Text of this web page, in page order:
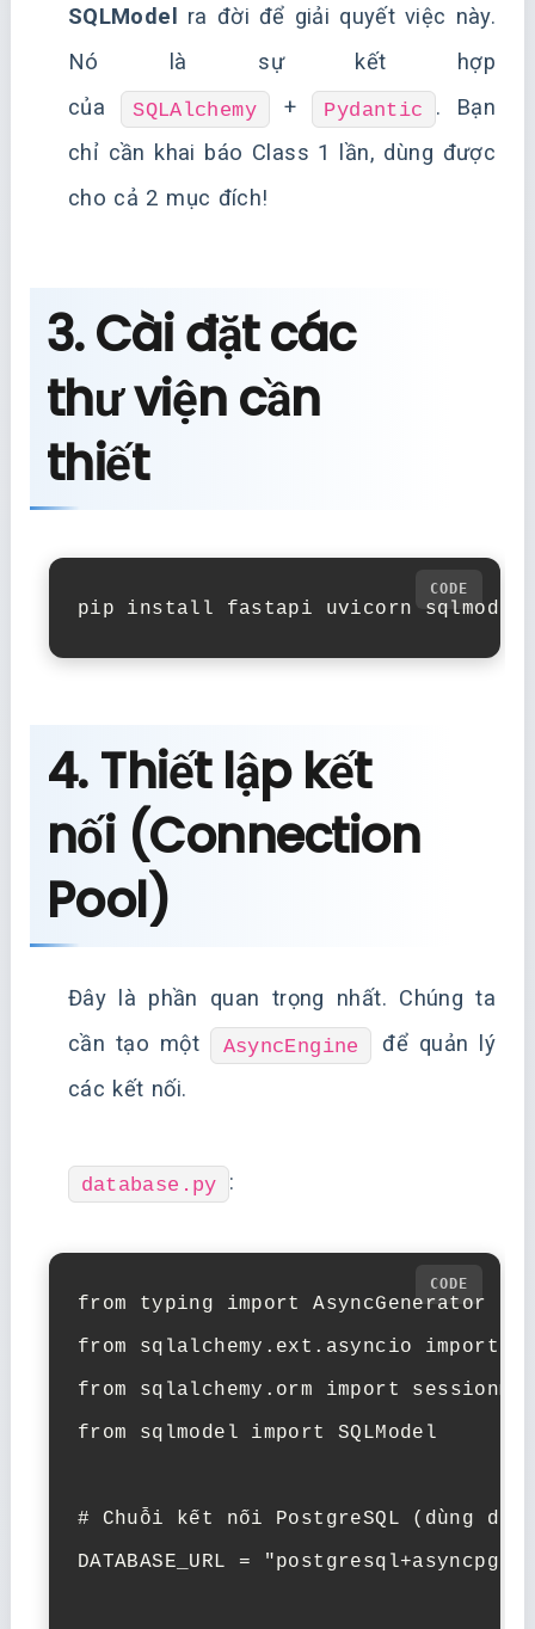
SQLModel
ra đời để giải quyết việc này.
Nó là sự kết hợp
của
SQLAlchemy + Pydantic
. Bạn
chỉ cần khai báo Class 1 lần, dùng được
cho cả 2 mục đích!
3. Cài đặt các
thư viện cần
thiết
4. Thiết lập kết
nối (Connection
Pool)
Đây là phần quan trọng nhất. Chúng ta
cần tạo một
AsyncEngine
để quản lý
các kết nối.
database.py :
from typing import
from sqlalchemy.ext.asyncio import
from sqlalchemy.orm import
from sqlmodel import SQLModel
# Chuỗi kết nối PostgreSQL (dùng
DATABASE_URL =
"postgresql+asyncpg://